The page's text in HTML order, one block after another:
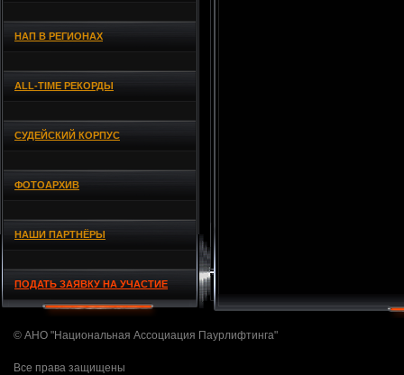
НАП В РЕГИОНАХ
ALL-TIME РЕКОРДЫ
СУДЕЙСКИЙ КОРПУС
ФОТОАРХИВ
НАШИ ПАРТНЁРЫ
ПОДАТЬ ЗАЯВКУ НА УЧАСТИЕ
© АНО "Национальная Ассоциация Паурлифтинга"
Все права защищены